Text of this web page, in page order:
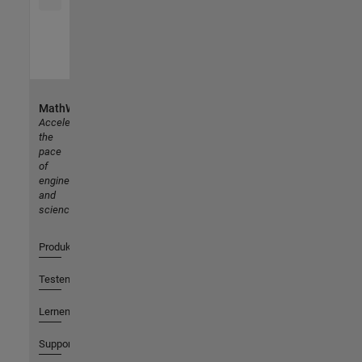
MathWorks
Accelerating
the
pace
of
engineering
and
science
Produkte
Testen oder Kaufen
Lernen
Support